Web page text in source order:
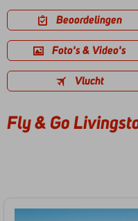
Beoordelingen
Foto's & Video's
Vlucht
Fly & Go